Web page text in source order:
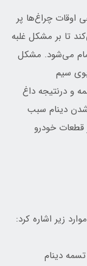
اوقات چراغ‌ها پر
تا بر مشکل غلبه
می‌شود. مشکل
سیم
و درنتیجه داغ
دینام سبب
قطعات خودرو
زیر اشاره کرد:
دینام